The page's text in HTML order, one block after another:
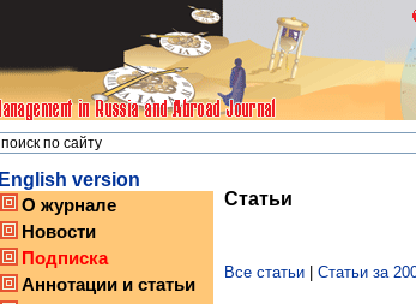
English version
О журнале
Новости
Подписка
Аннотации и статьи
Статьи
Все статьи | Статьи за